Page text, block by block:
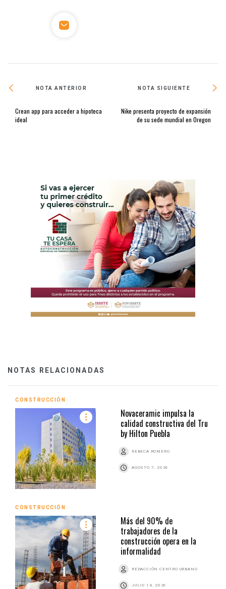
NOTA ANTERIOR
Crean app para acceder a hipoteca
ideal
NOTA SIGUIENTE
Nike presenta proyecto de expansión
de su sede mundial en Oregon
NOTAS RELACIONADAS
CONSTRUCCIÓN
Novaceramic impulsa la
calidad constructiva del Tru
by Hilton Puebla
REBECA ROMERO
AGOSTO 7, 2026
CONSTRUCCIÓN
Más del 90% de
trabajadores de la
construcción opera en la
informalidad
REDACCIÓN CENTRO URBANO
JULIO 14, 2026